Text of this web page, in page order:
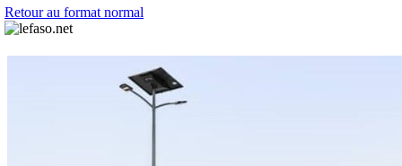
Retour au format normal